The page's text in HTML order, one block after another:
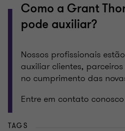
Como a Grant
pode auxiliar?
Nossos profissionais
auxiliar clientes,
no cumprimento das
Entre em contato conosco
TAGS